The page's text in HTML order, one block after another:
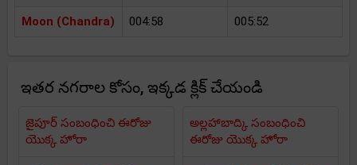
Moon (Chandra) 004:58 005:52
ఇతర నగరాల కోసం, ఇక్కడ క్లిక్ చేయండి
జైపూర్ సంబంధించి ఈరోజు
యొక్క హోరా
అల్లహాబాద్కి సంబంధించి
ఈరోజు యొక్క హోరా